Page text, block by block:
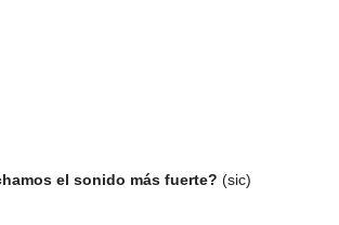
el sonido más fuerte? (sic)